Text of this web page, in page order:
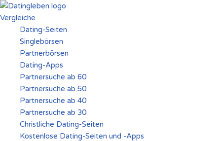
Zum
Inhalt
springen
Vergleiche
Dating-Seiten
Singlebörsen
Partnerbörsen
Dating-Apps
Partnersuche ab 60
Partnersuche ab 50
Partnersuche ab 40
Partnersuche ab 30
Christliche Dating-Seiten
Kostenlose Dating-Seiten und -Apps